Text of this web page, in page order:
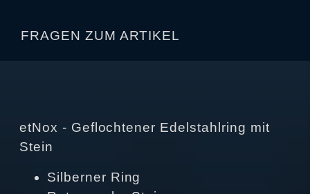
FRAGEN ZUM ARTIKEL
etNox - Geflochtener Edelstahlring mit
Stein
Silberner Ring